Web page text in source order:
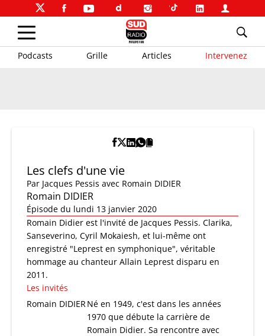
Podcasts Grille Articles Intervenez
Les clefs d'une vie
Par Jacques Pessis avec Romain DIDIER
Romain DIDIER
Épisode du lundi 13 janvier 2020
Romain Didier est l'invité de Jacques Pessis. Clarika,
Sanseverino, Cyril Mokaiesh, et lui-même ont
enregistré "Leprest en symphonique", véritable
hommage au chanteur Allain Leprest disparu en
2011.
Les invités
Romain DIDIERNé en 1949, c'est dans les années
1970 que débute la carrière de
Romain Didier. Sa rencontre avec